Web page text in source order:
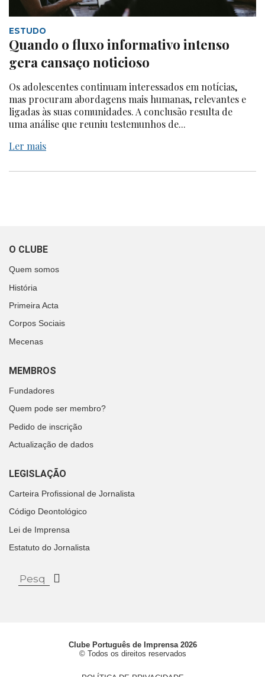
ESTUDO
Quando o fluxo informativo intenso
gera cansaço noticioso
Os adolescentes continuam interessados em notícias,
mas procuram abordagens mais humanas, relevantes e
ligadas às suas comunidades. A conclusão resulta de
uma análise que reuniu testemunhos de...
Ler mais
O CLUBE
Quem somos
História
Primeira Acta
Corpos Sociais
Mecenas
MEMBROS
Fundadores
Quem pode ser membro?
Pedido de inscrição
Actualização de dados
LEGISLAÇÃO
Carteira Profissional de Jornalista
Código Deontológico
Lei de Imprensa
Estatuto do Jornalista
Clube Português de Imprensa 2026
© Todos os direitos reservados